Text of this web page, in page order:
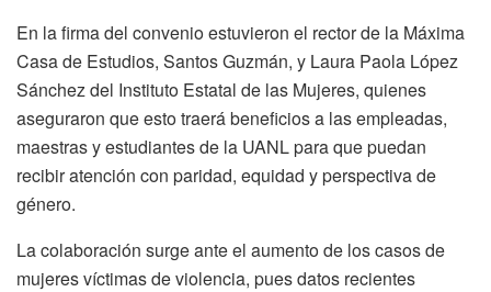
En la firma del convenio estuvieron el rector de la Máxima
Casa de Estudios, Santos Guzmán, y Laura Paola López
Sánchez del Instituto Estatal de las Mujeres, quienes
aseguraron que esto traerá beneficios a las empleadas,
maestras y estudiantes de la UANL para que puedan
recibir atención con paridad, equidad y perspectiva de
género.
La colaboración surge ante el aumento de los casos de
mujeres víctimas de violencia, pues datos recientes